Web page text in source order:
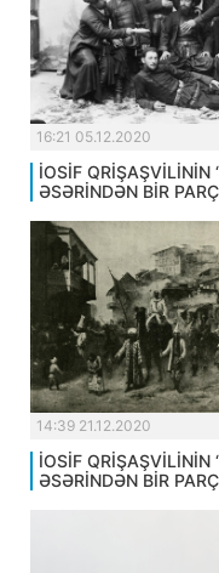
16:21 05.12.2020
İOSİF
ƏSƏRİNDƏN BİR
14:39 21.12.2020
İOSİF
ƏSƏRİNDƏN BİR